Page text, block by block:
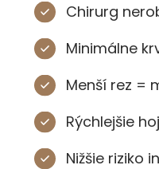
Chirurg
Minimálne
Menší rez =
Rýchlejšie
Nižšie riziko